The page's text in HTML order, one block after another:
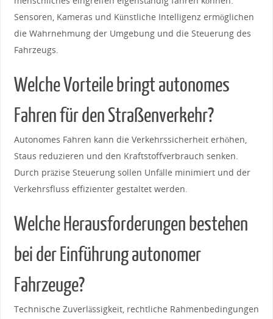
Sensoren, Kameras und Künstliche ⁣Intelligenz ermöglichen
⁣die ‌Wahrnehmung der Umgebung und die Steuerung des
Fahrzeugs.
Welche Vorteile bringt autonomes
Fahren für den Straßenverkehr?
Autonomes ⁣Fahren kann die Verkehrssicherheit erhöhen,
Staus reduzieren und den Kraftstoffverbrauch senken.
Durch präzise Steuerung sollen​ Unfälle minimiert und der
Verkehrsfluss effizienter ‌gestaltet werden.
Welche Herausforderungen bestehen
bei der Einführung autonomer
Fahrzeuge?
Technische Zuverlässigkeit, rechtliche Rahmenbedingungen